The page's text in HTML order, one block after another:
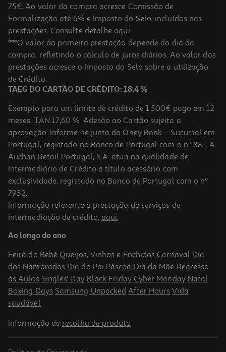
4.8 (91)
Heihei Lego Disney Princess 43272
39.99 €/un
39,99 €
4.8
Monster Jam Thunderroarus Lego Technic 42200
27.99 €/un
27,99 €
75€. Ao valor da compra acresce Comissão de
Formalização até 6% e Imposto do Selo, incluídos nas
prestações. Consulte detalhe aqui.
***O valor da primeira prestação depende do dia da
compra, refletindo o cálculo de juros diários. Ao valor das
prestações acresce o Imposto do Selo sobre a utilização
de Crédito.
TAEG DO CARTÃO DE CRÉDITO: 18,4 %
Exemplo para um limite de crédito de 1.500€ pago em 12
meses. TAN 17,60 %. Adesão ao Cartão sujeita a
aprovação. Informe-se junto do Oney Bank – Sucursal em
Portugal, registado no Banco de Portugal com o nº 881. A
Auchan Retail Portugal, S.A. atua na qualidade de
Intermediário de Crédito a título acessório com
exclusividade, registado no Banco de Portugal com o nº
7952.
Informação referente à prestação de serviços de
intermediação de crédito, aqui.
Ao longo do ano
Feira do Bebé Queijos, Vinhos e Enchidos Carnaval Dia
dos Namorados Dia do Pai Páscoa Dia da Mãe Regresso
às Aulas Singles' Day Black Friday Cyber Monday Natal
Boxing Days Samsung Unpacked After Hours Vida
saudável
Informação de recolha de produto.